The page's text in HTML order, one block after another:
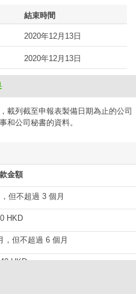
結束時間
2020年12月13日
2020年12月13日
載列截至申報表製備日期為止的公司
和公司秘書的資料。
金額
但不超過 3 個月
HKD
，但不超過 6 個月
HKD